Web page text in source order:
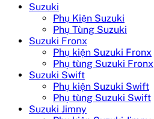
Suzuki
Phụ Kiện Suzuki
Phụ Tùng Suzuki
Suzuki Fronx
Phụ kiện Suzuki Fronx
Phụ tùng Suzuki Fronx
Suzuki Swift
Phụ kiện Suzuki Swift
Phụ tùng Suzuki Swift
Suzuki Jimny